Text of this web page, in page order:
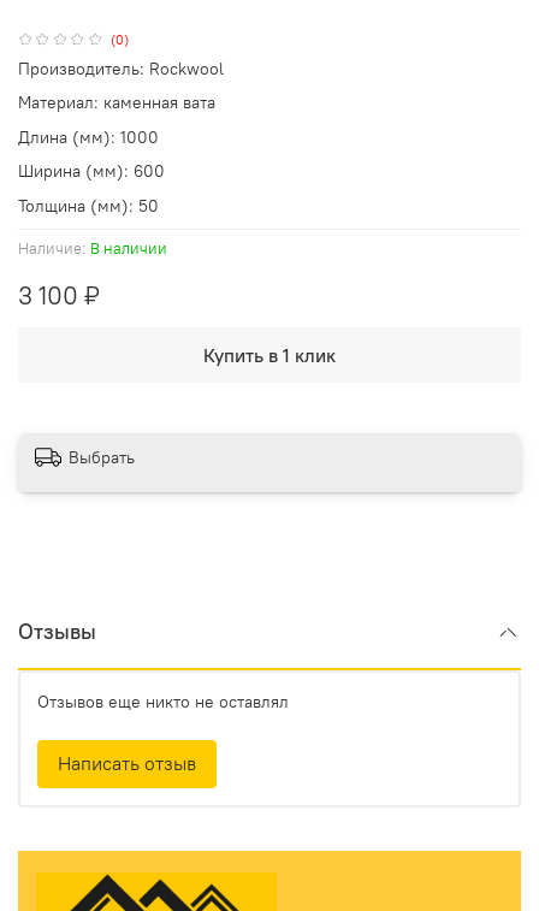
(0)
Наличие: В наличии
3 100 ₽
Купить в 1 клик
Производитель: Rockwool
Материал: каменная вата
Длина (мм): 1000
Ширина (мм): 600
Толщина (мм): 50
Выбрать
Отзывы
Отзывов еще никто не оставлял
Написать отзыв